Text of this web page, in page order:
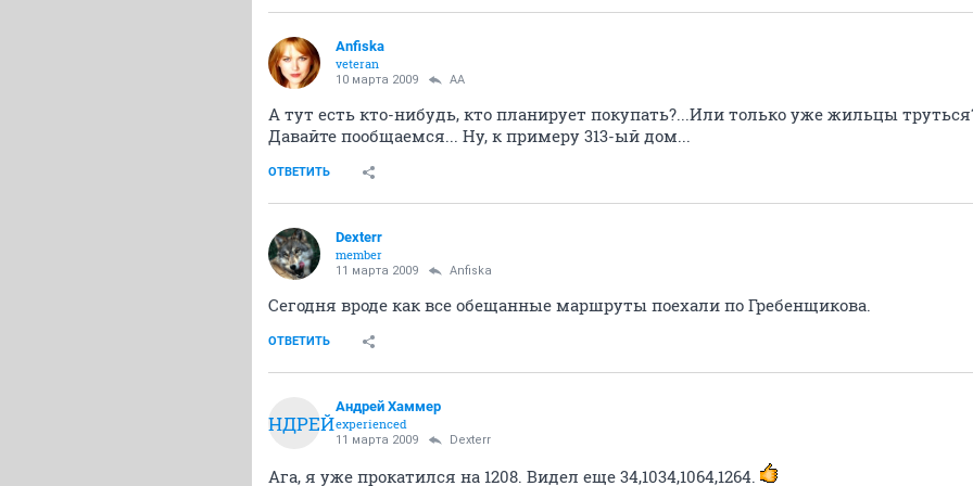
Anfiska
veteran
10 марта 2009 AA
А тут есть кто-нибудь, кто планирует покупать?...Или только уже жильцы
Давайте пообщаемся... Ну, к примеру 313-ый дом...
ОТВЕТИТЬ
Dexterr
member
11 марта 2009 Anfiska
Сегодня вроде как все обещанные маршруты поехали по Гребенщикова.
ОТВЕТИТЬ
АНДРЕЙ
Андрей Хаммер
experienced
11 марта 2009 Dexterr
Ага, я уже прокатился на 1208. Видел еще 34,1034,1064,1264.